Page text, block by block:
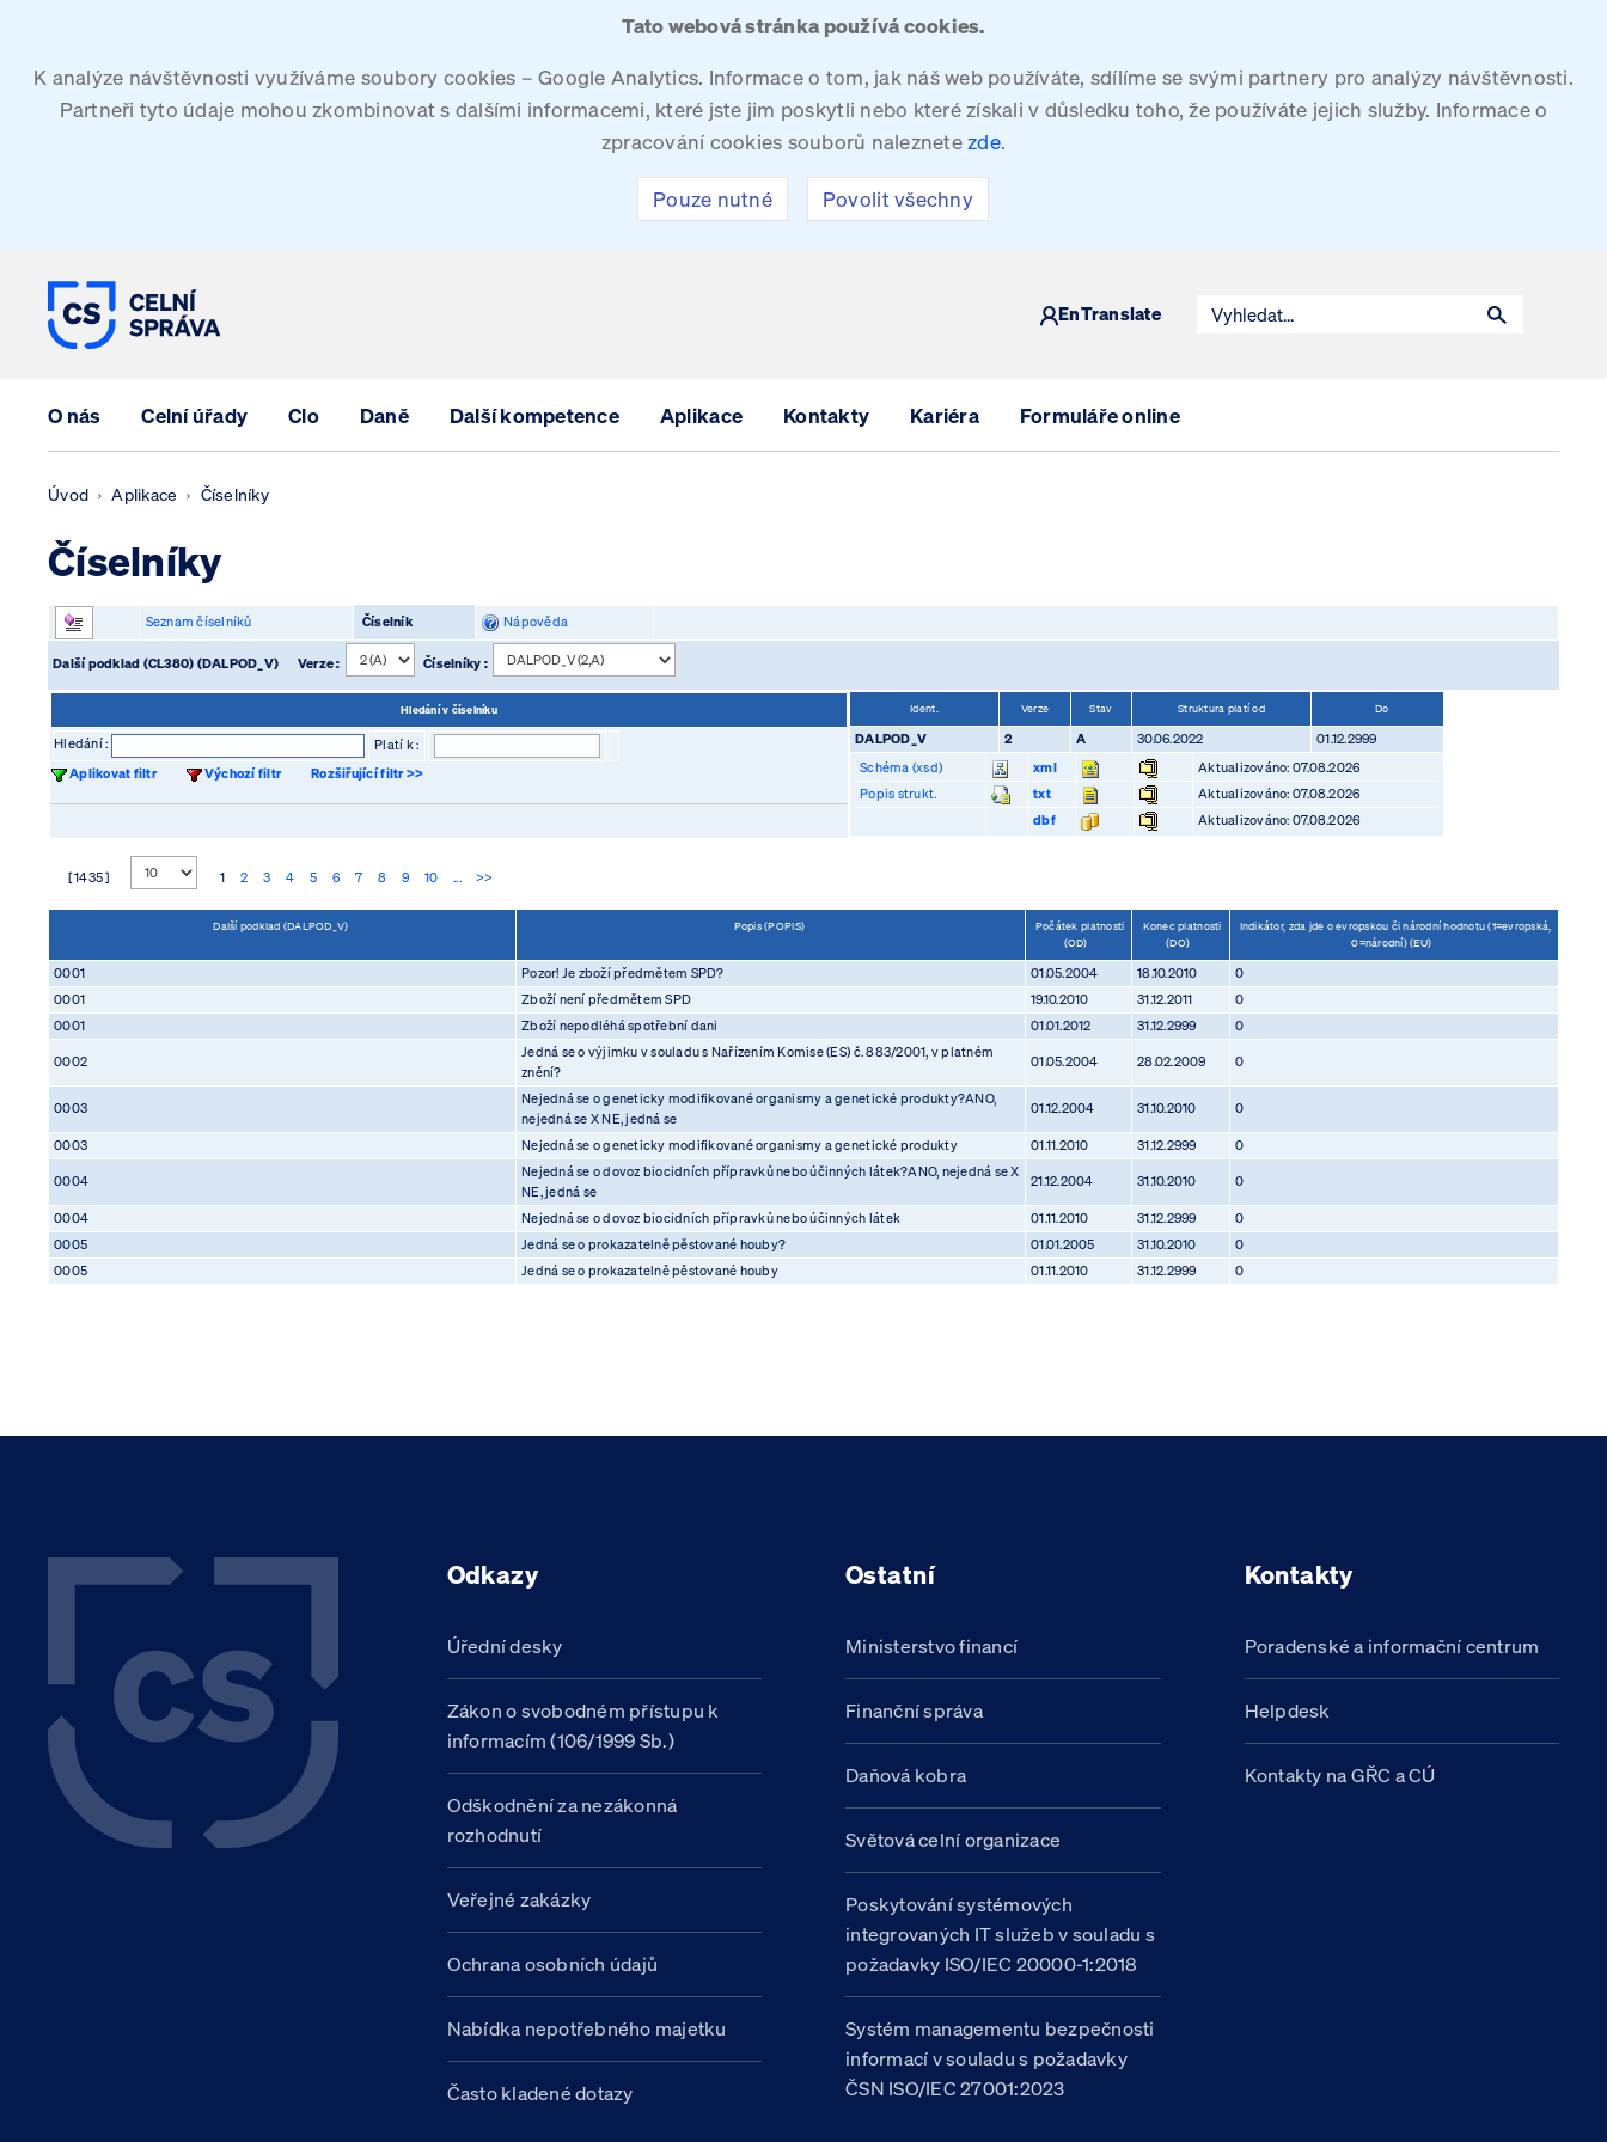
Tato webová stránka používá cookies.
K analýze návštěvnosti využíváme soubory cookies – Google Analytics. Informace o tom, jak náš web používáte, sdílíme se svými partnery pro analýzy návštěvnosti.
Partneři tyto údaje mohou zkombinovat s dalšími informacemi, které jste jim poskytli nebo které získali v důsledku toho, že používáte jejich služby. Informace o
zpracování cookies souborů naleznetezde.
Pouze nutné Povolit všechny
EnTranslate
O nás Celní úřady Clo Daně Další kompetence Aplikace Kontakty Kariéra Formuláře online
Úvod Aplikace Číselníky
Číselníky
Seznam číselníků Číselník Nápověda
Další podklad (CL380) (DALPOD_V) Verze : Číselníky :
Hledání v číselníku
Hledání :
Platí k :
Aplikovat filtr
Výchozí filtr Rozšiřující filtr >>
Ident. Verze Stav Struktura platí od Do
DALPOD_V 2 A 30.06.2022
01.12.2999
Schéma (xsd)
xml
Aktualizováno: 07.08.2026
Popis strukt.
txt
Aktualizováno: 07.08.2026
dbf
Aktualizováno: 07.08.2026
[ 1435 ] 1 2 3 4 5 6 7 8 9 10 ... >>
Další podklad (DALPOD_V) Popis (POPIS)
Počátek platnosti
(OD)
Konec platnosti
(DO)
Indikátor, zda jde o evropskou či národní hodnotu (1=evropská,
0=národní) (EU)
0001 Pozor! Je zboží předmětem SPD? 01.05.2004 18.10.2010
0
0001
Zboží není předmětem SPD 19.10.2010 31.12.2011
0
0001
Zboží nepodléhá spotřební dani 01.01.2012 31.12.2999 0
0002
Jedná se o výjimku v souladu s Nařízením Komise (ES) č. 883/2001, v platném
znění?
01.05.2004 28.02.2009 0
0003
Nejedná se o geneticky modifikované organismy a genetické produkty?ANO,
nejedná se X NE, jedná se
01.12.2004 31.10.2010 0
0003 Nejedná se o geneticky modifikované organismy a genetické produkty 01.11.2010 31.12.2999 0
0004
Nejedná se o dovoz biocidních přípravků nebo účinných látek?ANO, nejedná se X
NE, jedná se
21.12.2004 31.10.2010 0
0004 Nejedná se o dovoz biocidních přípravků nebo účinných látek 01.11.2010 31.12.2999
0
0005
Jedná se o prokazatelně pěstované houby? 01.01.2005 31.10.2010
0
0005
Jedná se o prokazatelně pěstované houby 01.11.2010 31.12.2999 0
Odkazy
Úřední desky
Zákon o svobodném přístupu k
informacím (106/1999 Sb.)
Odškodnění za nezákonná
rozhodnutí
Veřejné zakázky
Ochrana osobních údajů
Nabídka nepotřebného majetku
Často kladené dotazy
Ostatní
Ministerstvo financí
Finanční správa
Daňová kobra
Světová celní organizace
Poskytování systémových
integrovaných IT služeb v souladu s
požadavky ISO/IEC 20000-1:2018
Systém managementu bezpečnosti
informací v souladu s požadavky
ČSN ISO/IEC 27001:2023
Kontakty
Poradenské a informační centrum
Helpdesk
Kontakty na GŘC a CÚ